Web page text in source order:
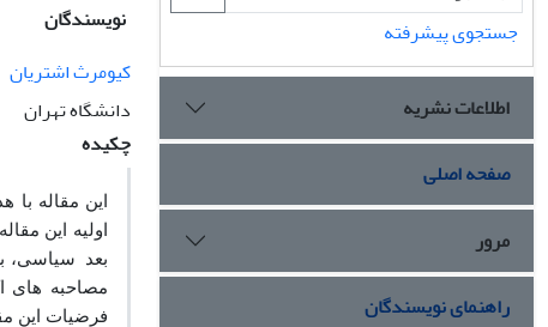
نویسندگان
کیومرث اشتریان
دانشگاه تهران
چکیده
این مقاله
اولیه این
بعد
سیاسی،
مصاحبه های
فرضیات این
جستجوی پیشرفته
اطلاعات نشریه
صفحه اصلی
مرور
راهنمای نویسندگان